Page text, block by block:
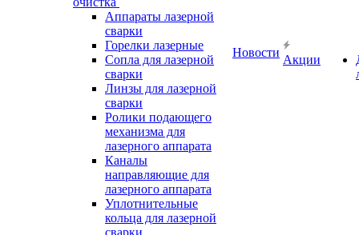
Аппараты лазерной
сварки
Горелки лазерные
Сопла для лазерной
сварки
Линзы для лазерной
сварки
Ролики подающего
механизма для
лазерного аппарата
Каналы
направляющие для
лазерного аппарата
Уплотнительные
кольца для лазерной
сварки
Новости
Акции